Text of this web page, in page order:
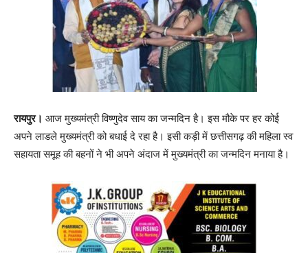
रायपुर। आज मुख्यमंत्री विष्णुदेव साय का जन्मदिन है। इस मौके पर हर कोई
अपने लाडले मुख्यमंत्री को बधाई दे रहा है। इसी कड़ी में छत्तीसगढ़ की महिला स्व
सहायता समूह की बहनों ने भी अपने अंदाज में मुख्यमंत्री का जन्मदिन मनाया है।